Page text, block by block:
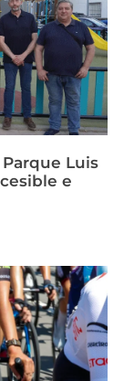
Luis
e